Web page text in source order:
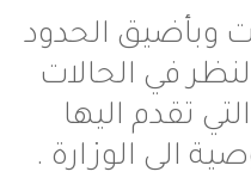
الحدود
اليها
.